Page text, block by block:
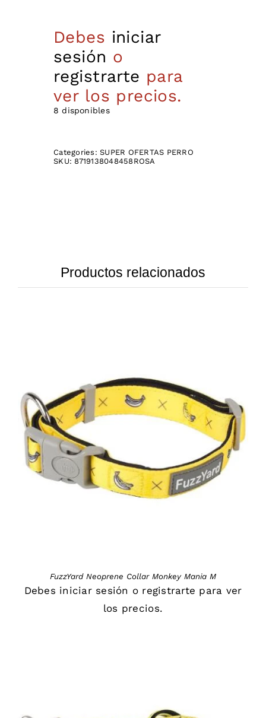
Debes iniciar
sesión o
registrarte para
ver los precios.
8 disponibles
Categories:SUPER OFERTAS PERRO
SKU: 8719138048458ROSA
Productos relacionados
FuzzYard Neoprene Collar Monkey Mania M
Debes iniciar sesión o registrarte para ver
los precios.